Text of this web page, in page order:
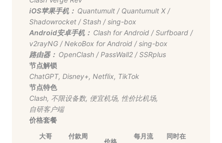
iOS苹果手机： Quantumult/ Quantumult X/
Shadowrocket/Stash/sing-box
Android安卓手机： Clash for Android/Surfboard/
v2rayNG/ NekoBox for Android/sing-box
路由器： OpenClash/ PassWall2/SSRplus
节点解锁
ChatGPT, Disney+, Netflix, TikTok
节点特色
Clash, 不限设备数, 便宜机场, 性价比机场,
自研客户端
价格套餐
大哥
付款周
每月流
同时在